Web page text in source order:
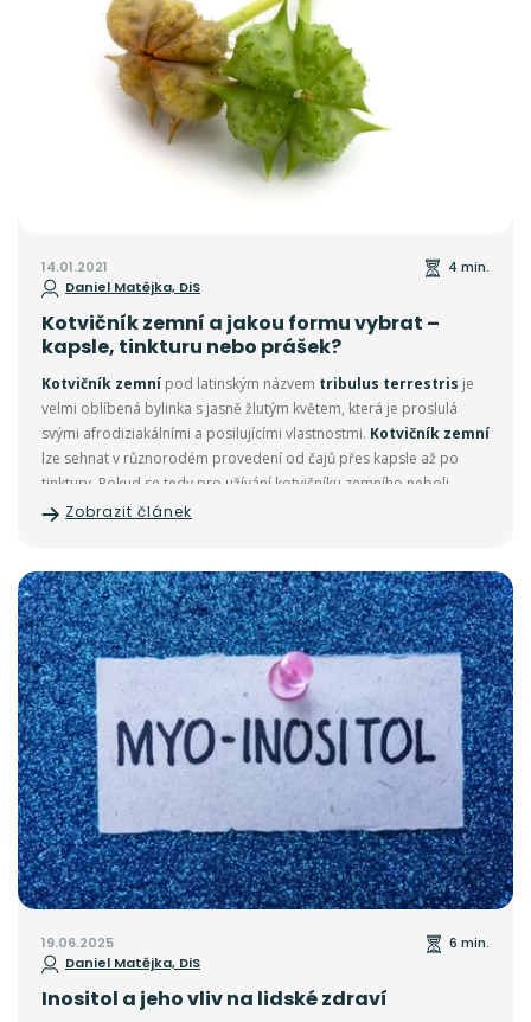
14.01.2021
Daniel Matějka, DiS
4 min.
Kotvičník zemní a jakou formu vybrat –
kapsle, tinkturu nebo prášek?
Kotvičník zemní pod latinským názvem tribulus terrestris je
velmi oblíbená bylinka s jasně žlutým květem, která je proslulá
svými afrodiziakálními a posilujícími vlastnostmi. Kotvičník zemní
lze sehnat v různorodém provedení od čajů přes kapsle až po
tinktury. Pokud se tedy pro užívání kotvičníku zemního neboli
tribulusu terrestris rozhodnete, pochopitelně budete očekávat co
aktivních látek a to konkrétně saponinů nebo protodioscinu.
Zobrazit článek
19.06.2025
Daniel Matějka, DiS
6 min.
Inositol a jeho vliv na lidské zdraví